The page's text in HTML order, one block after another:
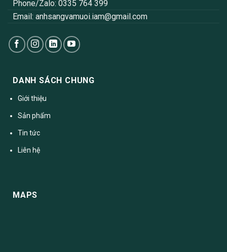
Phone/Zalo: 0335 764 399
Email: anhsangvamuoi.iam@gmail.com
DANH SÁCH CHUNG
Giới thiệu
Sản phẩm
Tin tức
Liên hệ
MAPS